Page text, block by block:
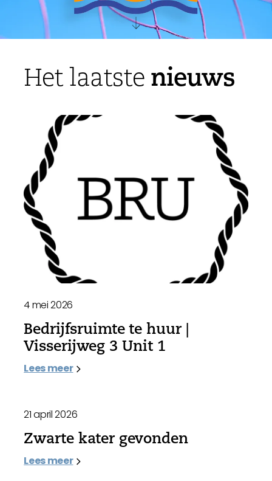
Het laatste nieuws
4 mei 2026
Bedrijfsruimte te huur |
Visserijweg 3 Unit 1
Lees meer
21 april 2026
Zwarte kater gevonden
Lees meer